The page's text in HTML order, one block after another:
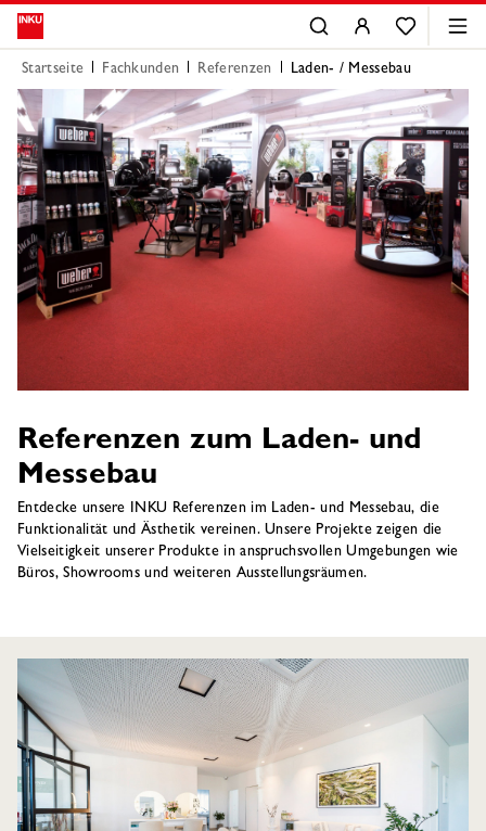
Startseite Fachkunden Referenzen Laden- / Messebau
Referenzen zum Laden- und
Messebau
Entdecke unsere INKU Referenzen im Laden- und Messebau, die
Funktionalität und Ästhetik vereinen. Unsere Projekte zeigen die
Vielseitigkeit unserer Produkte in anspruchsvollen Umgebungen wie
Büros, Showrooms und weiteren Ausstellungsräumen.